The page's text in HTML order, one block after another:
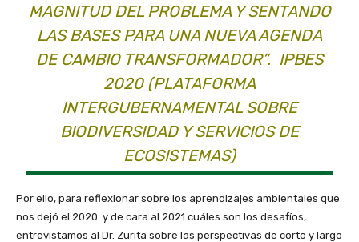
MAGNITUD DEL PROBLEMA Y SENTANDO
LAS BASES PARA UNA NUEVA AGENDA
DE CAMBIO TRANSFORMADOR”. IPBES
2020 (PLATAFORMA
INTERGUBERNAMENTAL SOBRE
BIODIVERSIDAD Y SERVICIOS DE
ECOSISTEMAS)
Por ello, para reflexionar sobre los aprendizajes ambientales que
nos dejó el 2020 y de cara al 2021 cuáles son los desafíos,
entrevistamos al Dr. Zurita sobre las perspectivas de corto y largo